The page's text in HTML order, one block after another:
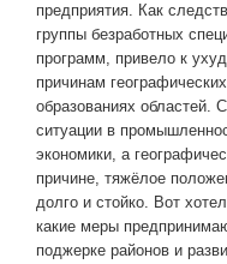
предприятия. Как
группы безработных
программ, привело к
причинам
образованиях областей.
ситуации в
экономики, а
причине, тяжёлое
долго и стойко. Вот
какие меры
поджерке районов и